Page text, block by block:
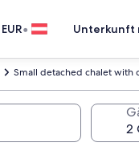
EUR• Unterkunft
Small detached chalet with